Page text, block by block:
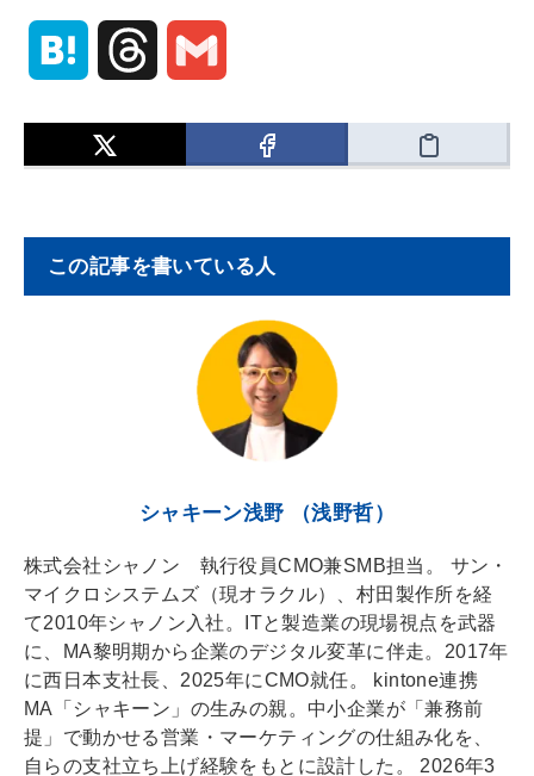
t r a
この記事を書いている人
シャキーン浅野 （浅野哲）
株式会社シャノン 執行役員CMO兼SMB担当。 サン・
マイクロシステムズ（現オラクル）、村田製作所を経
て2010年シャノン入社。ITと製造業の現場視点を武器
に、MA黎明期から企業のデジタル変革に伴走。2017年
に西日本支社長、2025年にCMO就任。 kintone連携
MA「シャキーン」の生みの親。中小企業が「兼務前
提」で動かせる営業・マーケティングの仕組み化を、
自らの支社立ち上げ経験をもとに設計した。 2026年3